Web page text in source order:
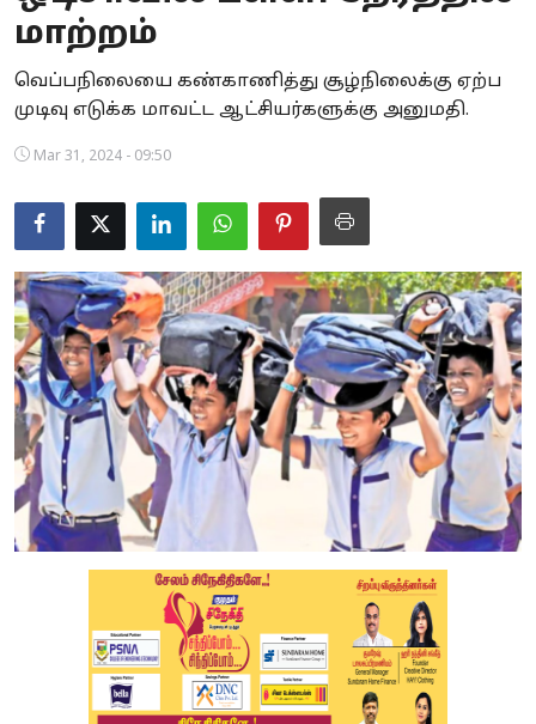
Business
Crime
Tamilnadu
World
Astrology
Spirituality
Weather
Politics
மாற்றம்
வெப்பநிலையை கண்காணித்து சூழ்நிலைக்கு ஏற்ப
முடிவு எடுக்க மாவட்ட ஆட்சியர்களுக்கு அனுமதி.
Mar 31, 2024 - 09:50